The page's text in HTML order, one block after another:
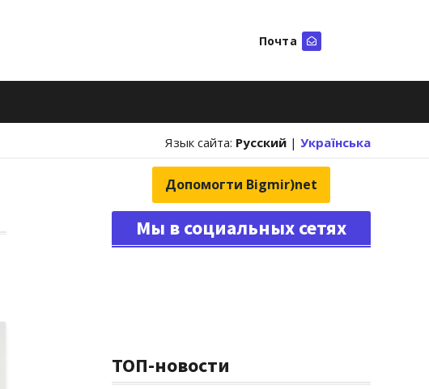
Почта
Язык сайта: Русский | Українська
Допомогти Bigmir)net
Мы в социальных сетях
ТОП-новости